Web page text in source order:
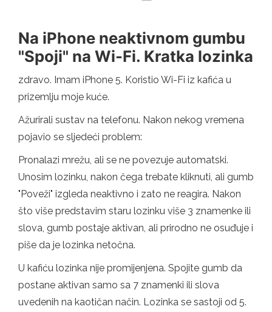
Na iPhone neaktivnom gumbu
"Spoji" na Wi-Fi. Kratka lozinka
zdravo. Imam iPhone 5. Koristio Wi-Fi iz kafića u
prizemlju moje kuće.
Ažurirali sustav na telefonu. Nakon nekog vremena
pojavio se sljedeći problem:
Pronalazi mrežu, ali se ne povezuje automatski.
Unosim lozinku, nakon čega trebate kliknuti, ali gumb
"Poveži" izgleda neaktivno i zato ne reagira. Nakon
što više predstavim staru lozinku više 3 znamenke ili
slova, gumb postaje aktivan, ali prirodno ne osuđuje i
piše da je lozinka netočna.
U kafiću lozinka nije promijenjena. Spojite gumb da
postane aktivan samo sa 7 znamenki ili slova
uvedenih na kaotičan način. Lozinka se sastoji od 5.